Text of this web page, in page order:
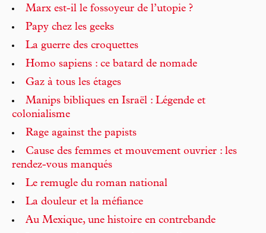
Marx est-il le fossoyeur de l’utopie ?
Papy chez les geeks
La guerre des croquettes
Homo sapiens : ce batard de nomade
Gaz à tous les étages
Manips bibliques en Israël : Légende et
colonialisme
Rage against the papists
Cause des femmes et mouvement ouvrier : les
rendez-vous manqués
Le remugle du roman national
La douleur et la méfiance
Au Mexique, une histoire en contrebande